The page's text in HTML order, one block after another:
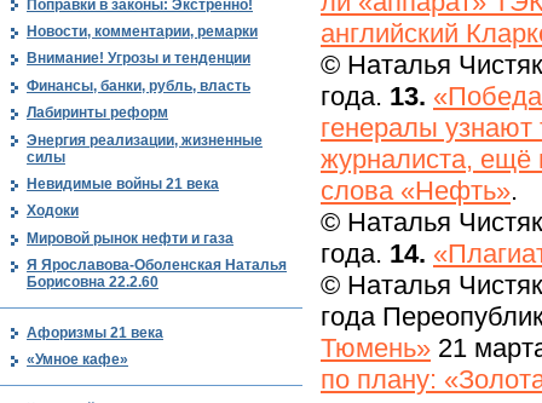
английский
© Наталья
года. 13.
генералы
журналиста, ещё
слова «Нефть».
© Наталья
года. 14.
© Наталья
года
Тюмень» 21
по плану:
Поправки в законы: Экстренно!
Новости, комментарии, ремарки
Внимание! Угрозы и тенденции
Финансы, банки, рубль, власть
Лабиринты реформ
Энергия реализации, жизненные
силы
Невидимые войны 21 века
Ходоки
Мировой рынок нефти и газа
Я Ярославова-Оболенская Наталья
Борисовна 22.2.60
Афоризмы 21 века
«Умное кафе»